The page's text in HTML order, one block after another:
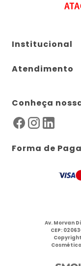
Institucional
Atendimento
Conheça
Forma de
Av. Morvan
CEP: